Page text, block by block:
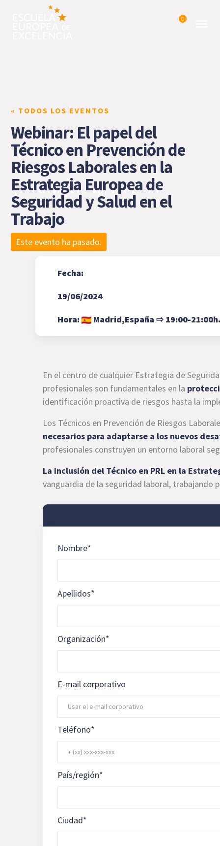
0
« TODOS LOS EVENTOS
Webinar: El papel del
Técnico en Prevención de
Riesgos Laborales en la
Estrategia Europea de
Seguridad y Salud en el
Trabajo
Este evento ha pasado.
Fecha:
19/06/2024
Hora: Madrid,España ⇨ 19:00-21:00h.
En el centro de cualquier Estrategia de
profesionales son fundamentales en la
identificación proactiva de riesgos hasta la
Los Técnicos en Prevención de Riesgos
necesarios para adaptarse a los nuevos
profesionales construyen un entorno laboral
La inclusión del Técnico en PRL en la
vanguardia de la seguridad laboral, trabajando
Nombre*
Apellidos*
Organización*
E-mail corporativo
Teléfono*
País/región*
Ciudad*